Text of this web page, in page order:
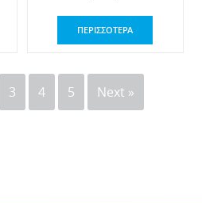
ΠΕΡΙΣΣΟΤΕΡΑ
3 4 5 Next »